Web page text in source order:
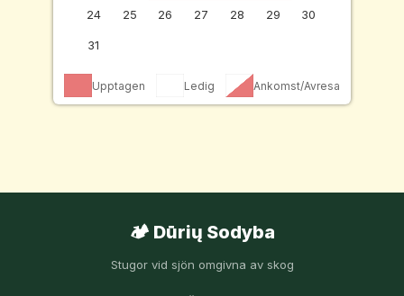
24 25 26 27 28 29 30
31
Upptagen Ledig Ankomst/Avresa
🏕️ Dūrių Sodyba
Stugor vid sjön omgivna av skog